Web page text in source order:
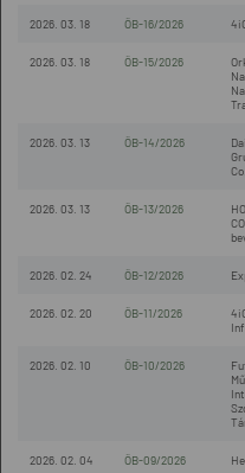
2026. 03. 18 ÖB-16/2026
2026. 03. 18 ÖB-15/2026
2026. 03. 13 ÖB-14/2026
2026. 03. 13 ÖB-13/2026
2026. 02. 24 ÖB-12/2026
2026. 02. 20 ÖB-11/2026
2026. 02. 10 ÖB-10/2026
2026. 02. 04 ÖB-09/2026